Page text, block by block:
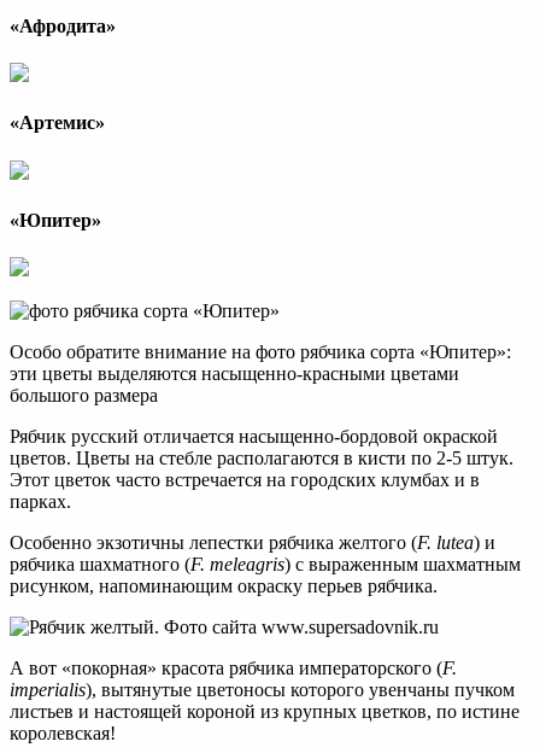
«Афродита»
«Артемис»
«Юпитер»
Особо обратите внимание на фото рябчика сорта «Юпитер»:
эти цветы выделяются насыщенно-красными цветами
большого размера
Рябчик русский отличается насыщенно-бордовой окраской
цветов. Цветы на стебле располагаются в кисти по 2-5 штук.
Этот цветок часто встречается на городских клумбах и в
парках.
Особенно экзотичны лепестки рябчика желтого (F. lutea) и
рябчика шахматного (F. meleagris) с выраженным шахматным
рисунком, напоминающим окраску перьев рябчика.
А вот «покорная» красота рябчика императорского (F.
imperialis), вытянутые цветоносы которого увенчаны пучком
листьев и настоящей короной из крупных цветков, по истине
королевская!